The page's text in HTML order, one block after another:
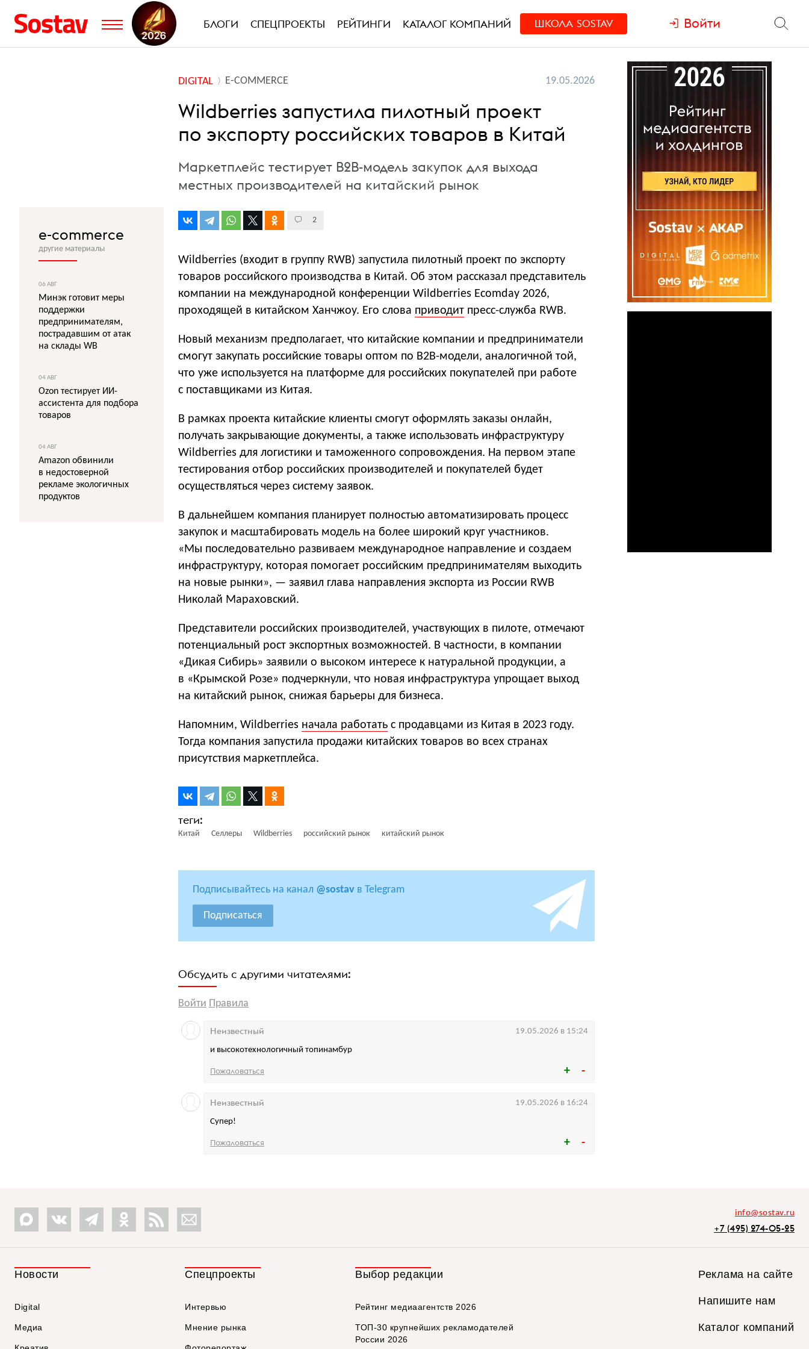
БЛОГИ СПЕЦПРОЕКТЫ РЕЙТИНГИ КАТАЛОГ КОМПАНИЙ ШКОЛА SOSTAV Войти
DIGITAL E-COMMERCE 19.05.2026
Wildberries запустила пилотный проект
по экспорту российских товаров в Китай
Маркетплейс тестирует B2B-модель закупок для выхода
местных производителей на китайский рынок
2
Wildberries (входит в группу RWB) запустила пилотный проект по экспорту
товаров российского производства в Китай. Об этом рассказал представитель
компании на международной конференции Wildberries Ecomday 2026,
проходящей в китайском Ханчжоу. Его слова приводит пресс-служба RWB.
Новый механизм предполагает, что китайские компании и предприниматели
смогут закупать российские товары оптом по B2B-модели, аналогичной той,
что уже используется на платформе для российских покупателей при работе
с поставщиками из Китая.
В рамках проекта китайские клиенты смогут оформлять заказы онлайн,
получать закрывающие документы, а также использовать инфраструктуру
Wildberries для логистики и таможенного сопровождения. На первом этапе
тестирования отбор российских производителей и покупателей будет
осуществляться через систему заявок.
В дальнейшем компания планирует полностью автоматизировать процесс
закупок и масштабировать модель на более широкий круг участников.
«Мы последовательно развиваем международное направление и создаем
инфраструктуру, которая помогает российским предпринимателям выходить
на новые рынки», — заявил глава направления экспорта из России RWB
Николай Мараховский.
Представители российских производителей, участвующих в пилоте, отмечают
потенциальный рост экспортных возможностей. В частности, в компании
«Дикая Сибирь» заявили о высоком интересе к натуральной продукции, а
в «Крымской Розе» подчеркнули, что новая инфраструктура упрощает выход
на китайский рынок, снижая барьеры для бизнеса.
Напомним, Wildberries начала работать с продавцами из Китая в 2023 году.
Тогда компания запустила продажи китайских товаров во всех странах
присутствия маркетплейса.
Китай Селлеры Wildberries российский рынок китайский рынок
Подписывайтесь на канал @sostav в Telegram
Подписаться
Обсудить с другими читателями:
Войти Правила
и высокотехнологичный топинамбур
Неизвестный 19.05.2026 в 15:24
Пожаловаться
Супер!
Неизвестный 19.05.2026 в 16:24
Пожаловаться
e-commerce
другие материалы
06 АВГ
Минэк готовит меры
поддержки
предпринимателям,
пострадавшим от атак
на склады WB
04 АВГ
Ozon тестирует ИИ-
ассистента для подбора
товаров
04 АВГ
Amazon обвинили
в недостоверной
рекламе экологичных
продуктов
info@sostav.ru
+7 (495) 274-05-25
Новости
Digital
Медиа
Спецпроекты
Интервью
Мнение рынка
Выбор редакции
Рейтинг медиаагентств 2026
ТОП-30 крупнейших рекламодателей
России 2026
Реклама на сайте
Напишите нам
Каталог компаний